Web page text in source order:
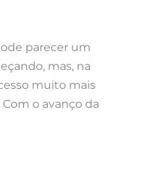
parecer um
mas, na
muito mais
o avanço da